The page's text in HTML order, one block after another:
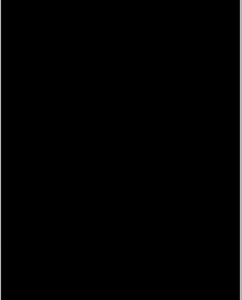
rodaje de un clásico
de acción
juntaron para debatir
escenas de acción
No te pierdas
inolvidables.